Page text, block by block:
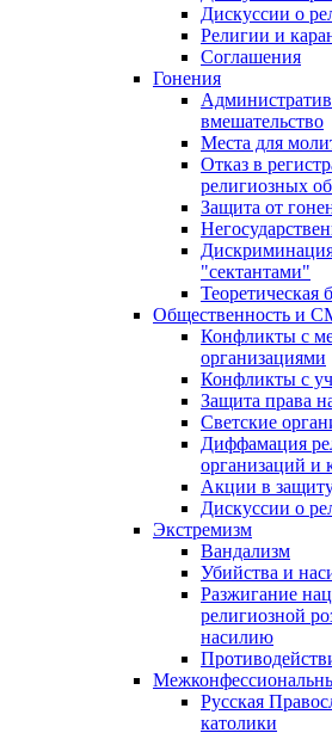
Дискуссии о
Религии и
Соглашения
Гонения
вмешательство
Места для
Отказ в
религиозных
Защита от
"сектантами"
Теоретическая
Общественность и
Конфликты с
организациями
Конфликты с
Защита права
Светские
Диффамация
организаций
Акции в
Дискуссии о
Экстремизм
Вандализм
Убийства и
Разжигание
религиозной
насилию
Русская
католики